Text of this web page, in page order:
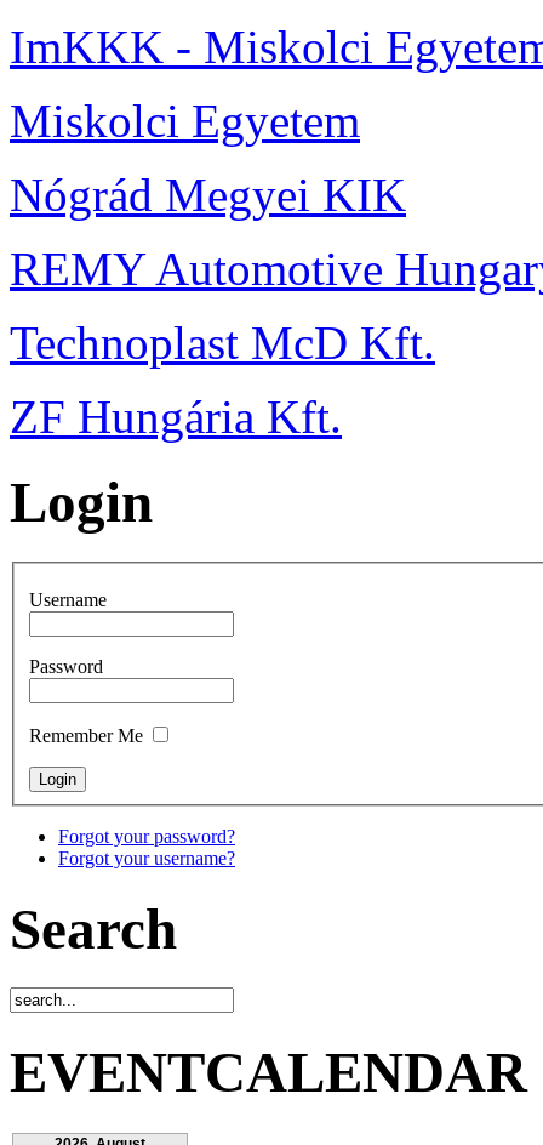
ImKKK - Miskolci
Miskolci Egyetem
Nógrád Megyei KIK
REMY Automotive
Technoplast McD Kft.
ZF Hungária Kft.
Login
Username
Password
Remember Me
Forgot your password?
Forgot your username?
Search
EVENTCALENDAR